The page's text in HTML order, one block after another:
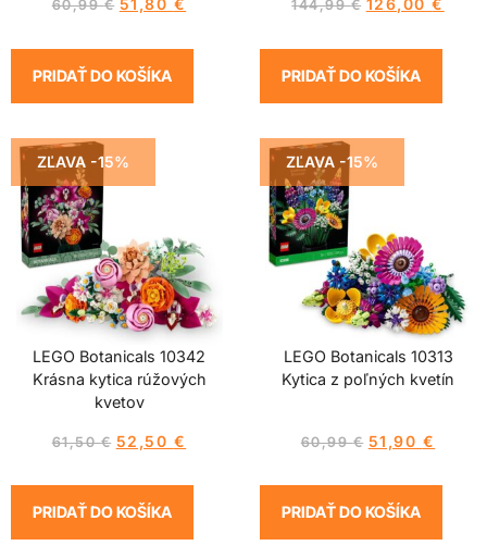
60,99€ 51,80 €
PRIDAŤ DO KOŠÍKA
144,99€ 126,00€
PRIDAŤ DO KOŠÍKA
ZĽAVA -15%
LEGO Botanicals 10342
Krásna kytica rúžových
kvetov
61,50€ 52,50 €
PRIDAŤ DO KOŠÍKA
ZĽAVA -15%
LEGO Botanicals 10313
Kytica z poľných kvetín
60,99€ 51,90 €
PRIDAŤ DO KOŠÍKA